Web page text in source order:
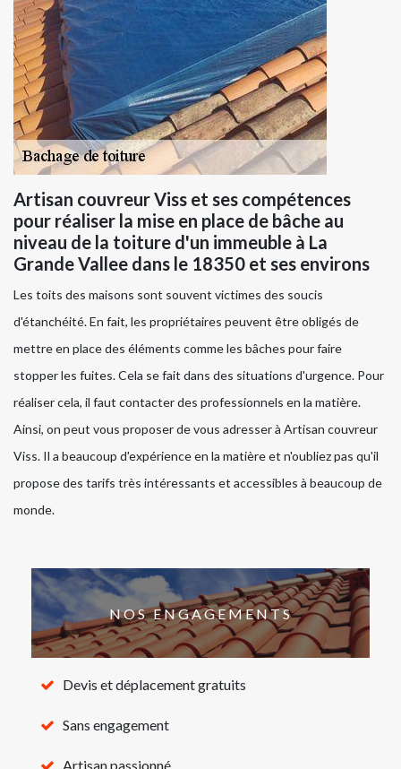
Artisan couvreur Viss et ses compétences
pour réaliser la mise en place de bâche au
niveau de la toiture d'un immeuble à La
Grande Vallee dans le 18350 et ses environs
Les toits des maisons sont souvent victimes des soucis
d'étanchéité. En fait, les propriétaires peuvent être obligés de
mettre en place des éléments comme les bâches pour faire
stopper les fuites. Cela se fait dans des situations d'urgence. Pour
réaliser cela, il faut contacter des professionnels en la matière.
Ainsi, on peut vous proposer de vous adresser à Artisan couvreur
Viss. Il a beaucoup d'expérience en la matière et n'oubliez pas qu'il
propose des tarifs très intéressants et accessibles à beaucoup de
monde.
NOS ENGAGEMENTS
Devis et déplacement gratuits
Sans engagement
Artisan passionné